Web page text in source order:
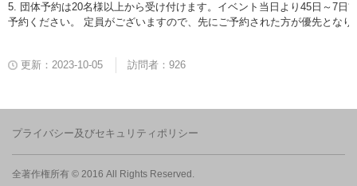
5. 団体予約は20名様以上から受け付けます。イベント当日より45日～7
予約ください。 定員がございますので、先にご予約された方が優先とな
更新：2023-10-05 訪問者：926
プライバシー及びセキュリティポリシー
全著作権所有 © 2016 All Rights Reserved.